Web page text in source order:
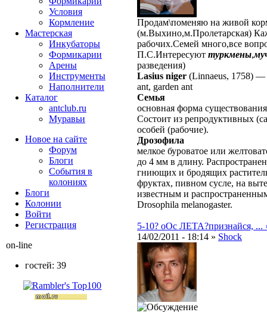
Продам\поменяю на живой
(м.Выхино,м.Пролетарская)
рабочих.Семей много,все
П.С.Интересуют туркмены,
разведения)
Lasius niger (Linnaeus, 1758) —
ant, garden ant
Семья
основная форма
Состоит из репродуктивных
особей (рабочие).
Дрозофила
мелкое буроватое или
до 4 мм в длину.
гниющих и бродящих
фруктах, пивном сусле, на
известным и
Drosophila melanogaster.
5-10? oOс ЛЕТА?признайся, ...
14/02/2011 - 18:14 » Shock
Условия
Кормление
Мастерская
Инкубаторы
Формикарии
Арены
Инструменты
Наполнители
Каталог
antclub.ru
Муравьи
Новое на сайте
Форум
Блоги
События в
колониях
Блоги
Колонии
Войти
Peгиcтpaция
on-line
гостей: 39